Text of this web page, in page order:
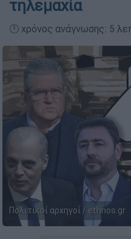
τηλεμαχία
🕛 χρόνος ανάγνωσης: 5
Πολιτικοί αρχηγοί / ethnos.gr